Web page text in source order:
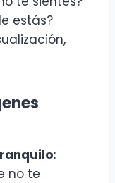
estás?
no te